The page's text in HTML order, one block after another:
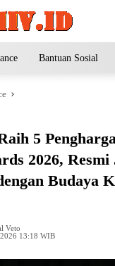
Bantuan Sosial
5
2026, Resmi
Budaya
Veto
13:18 WIB